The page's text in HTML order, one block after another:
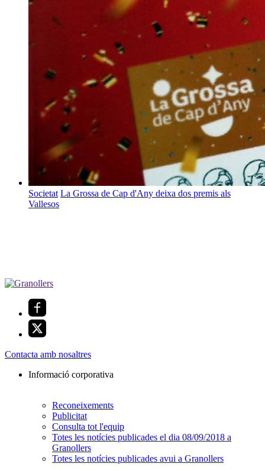
Societat La Grossa de Cap d'Any deixa dos premis als
Vallesos
Contacta amb nosaltres
Informació corporativa
Reconeixements
Publicitat
Consulta tot l'equip
Totes les notícies publicades el dia 08/09/2018 a
Granollers
Totes les notícies publicades avui a Granollers